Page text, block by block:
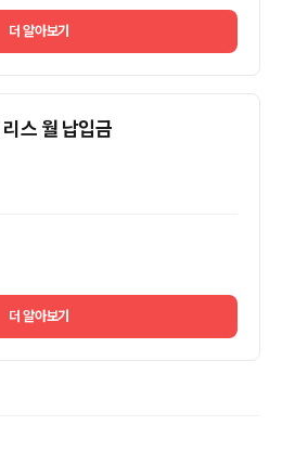
더 알아보기
스 월 납입금
더 알아보기